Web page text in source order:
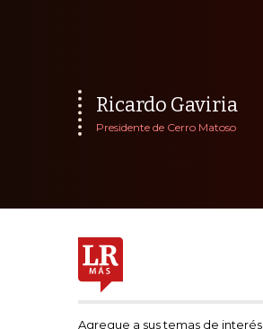
Ricardo Gaviria
Presidente de Cerro Matoso
Agregue a sus temas de interés